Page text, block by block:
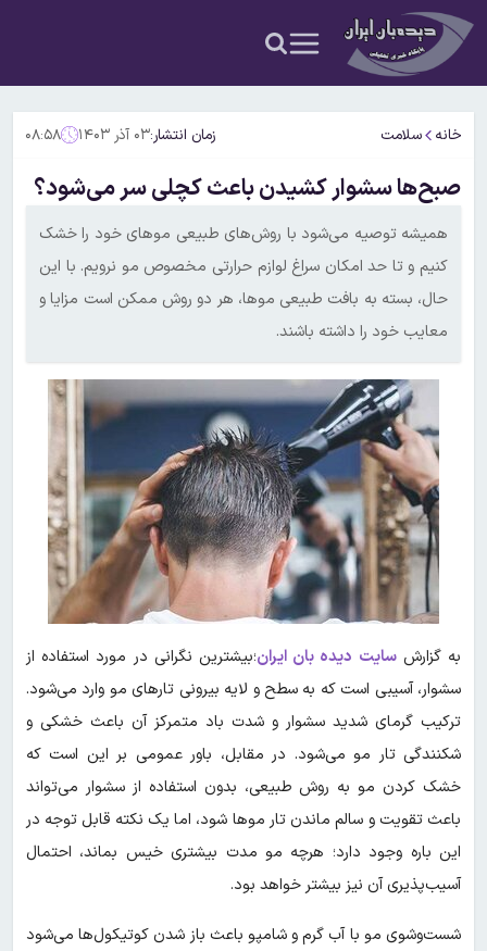
خانه سلامت زمان انتشار:۰۳ آذر ۱۴۰۳ ۰۸:۵۸
صبح‌ها سشوار کشیدن باعث کچلی سر می‌شود؟
همیشه توصیه می‌شود با روش‌های طبیعی موهای خود را خشک
کنیم و تا حد امکان سراغ لوازم حرارتی مخصوص مو نرویم. با این
حال، بسته به بافت طبیعی موها، هر دو روش ممکن است مزایا و
معایب خود را داشته باشند.
به گزارشسایت دیده بان ایران؛بیشترین نگرانی در مورد استفاده از
سشوار، آسیبی است که به سطح و لایه بیرونی تارهای مو وارد می‌شود.
ترکیب گرمای شدید سشوار و شدت باد متمرکز آن باعث خشکی و
شکنندگی تار مو می‌شود. در مقابل، باور عمومی بر این است که
خشک کردن مو به روش طبیعی، بدون استفاده از سشوار می‌تواند
باعث تقویت و سالم ماندن تار موها شود، اما یک نکته قابل توجه در
این باره وجود دارد؛ هرچه مو مدت بیشتری خیس بماند، احتمال
آسیب‌پذیری آن نیز بیشتر خواهد بود.
شست‌وشوی مو با آب گرم و شامپو باعث باز شدن کوتیکول‌ها می‌شود